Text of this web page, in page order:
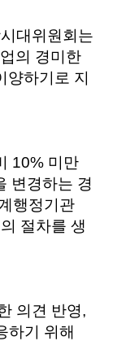
대위원회는
의 경미한
양하기로 지
10% 미만
변경하는 경
행정기관
절차를 생
의견 반영,
하기 위해